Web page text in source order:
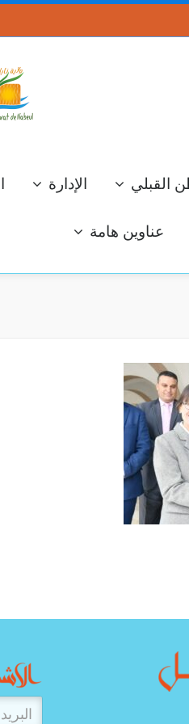
القبلي الإدارة
عناوين هامة